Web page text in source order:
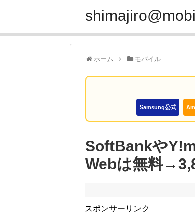
ホーム モバイル
Samsung公式
SoftBankや
Webは無料
スポンサーリンク